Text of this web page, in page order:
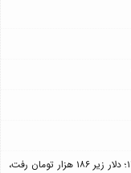
پیش‌بینی قیمت طلا، سکه و دلار یکشنبه ۱۸ مرداد ۱۴۰۵؛ دلار زیر ۱۸۶ هزار تومان رفت،